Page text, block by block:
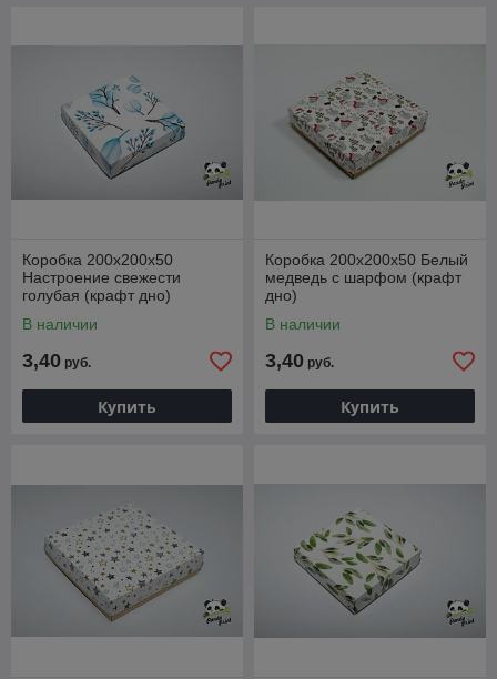
Коробка 200х200х50
Настроение свежести
голубая (крафт дно)
В наличии
3,40 руб.
Купить
Коробка 200х200х50 Белый
медведь с шарфом (крафт
дно)
В наличии
3,40 руб.
Купить